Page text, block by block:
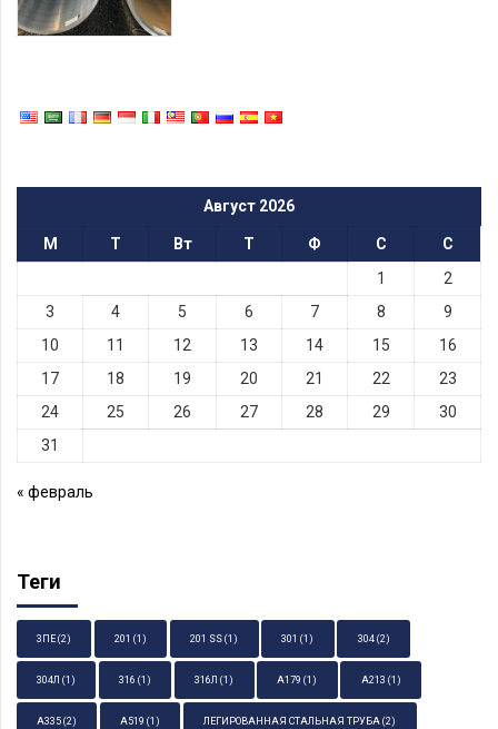
Август 2026
М Т Вт Т Ф С
С
1
2
3
4 5 6 7 8
9
10
11 12 13 14 15
16
17
18 19 20 21 22
23
24
25 26 27 28 29
30
31
« февраль
Теги
3ПЕ(2) 201 (1) 201 SS (1) 301 (1) 304(2)
304Л (1) 316 (1) 316Л (1) А179 (1) А213 (1)
А335 (2) А519 (1) ЛЕГИРОВАННАЯ СТАЛЬНАЯ ТРУБА (2)